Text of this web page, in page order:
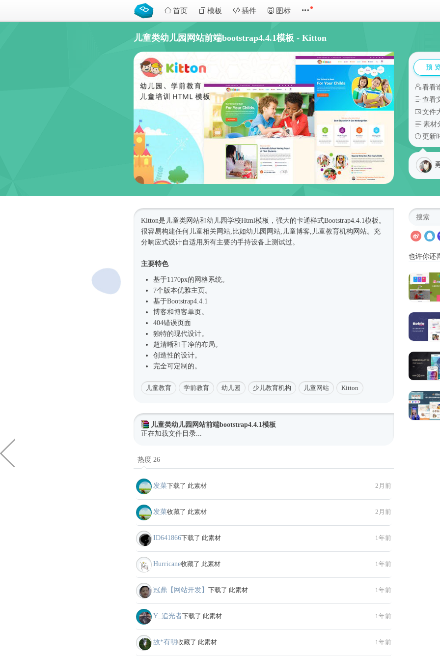
首页 模板 插件 图标
儿童类幼儿园网站前端bootstrap4.4.1模板 - Kitton
预
看看
查看
文件
素材
更新
Kitton是儿童类网站和幼儿园学校Html模板 ，强大的卡通样式Bootstrap4.4.1模板。
很容易构建任何儿童相关网站,比如幼儿园网站,儿童博客,儿童教育机构网站。充
分响应式设计自适用所有主要的手持设备上测试过。
主要特色
基于1170px的网格系统。
7个版本优雅主页。
基于Bootstrap4.4.1
博客和博客单页。
404错误页面
独特的现代设计。
超清晰和干净的布局。
创造性的设计。
完全可定制的。
儿童教育 学前教育 幼儿园 少儿教育机构 儿童网站 Kitton
儿童类幼儿园网站前端bootstrap4.4.1模板
正在加载文件目录...
热度 26
发菜下载了 此素材 2月前
发菜收藏了 此素材 2月前
ID641866下载了 此素材 1年前
Hurricane收藏了 此素材 1年前
冠鼎【网站开发】 下载了 此素材 1年前
Y_追光者下载了 此素材 1年前
故*有明收藏了 此素材 1年前
也许你还